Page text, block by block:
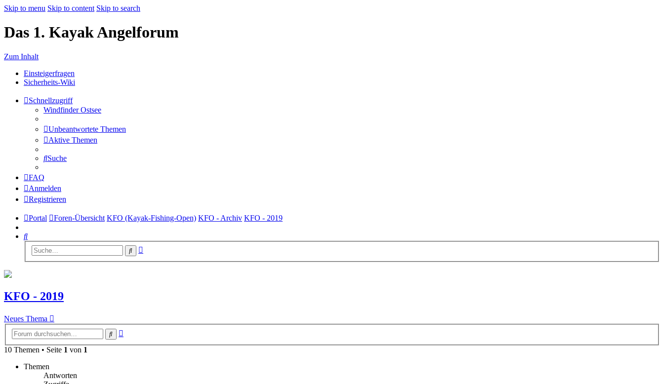
Skip to menu Skip to content Skip to search
Das 1. Kayak Angelforum
Zum Inhalt
Einsteigerfragen
Sicherheits-Wiki
Schnellzugriff
Windfinder Ostsee
Unbeantwortete Themen
Aktive Themen
Suche
FAQ
Anmelden
Registrieren
Portal Foren-Übersicht KFO (Kayak-Fishing-Open) KFO - Archiv KFO - 2019
Suche
Suche
KFO - 2019
Neues Thema
Suche
10 Themen • Seite 1 von 1
Themen
Antworten